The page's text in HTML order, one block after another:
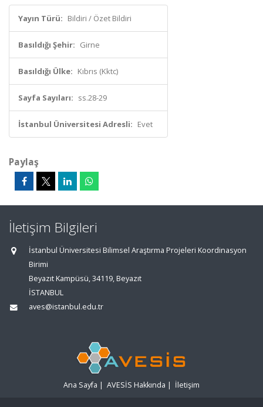
Yayın Türü: Bildiri / Özet Bildiri
Basıldığı Şehir: Girne
Basıldığı Ülke: Kıbrıs (Kktc)
Sayfa Sayıları: ss.28-29
İstanbul Üniversitesi Adresli: Evet
Paylaş
İletişim Bilgileri
İstanbul Üniversitesi Bilimsel Araştırma Projeleri Koordinasyon
Birimi
Beyazıt Kampüsü, 34119, Beyazıt
İSTANBUL
aves@istanbul.edu.tr
Ana Sayfa | AVESİS Hakkında | İletişim